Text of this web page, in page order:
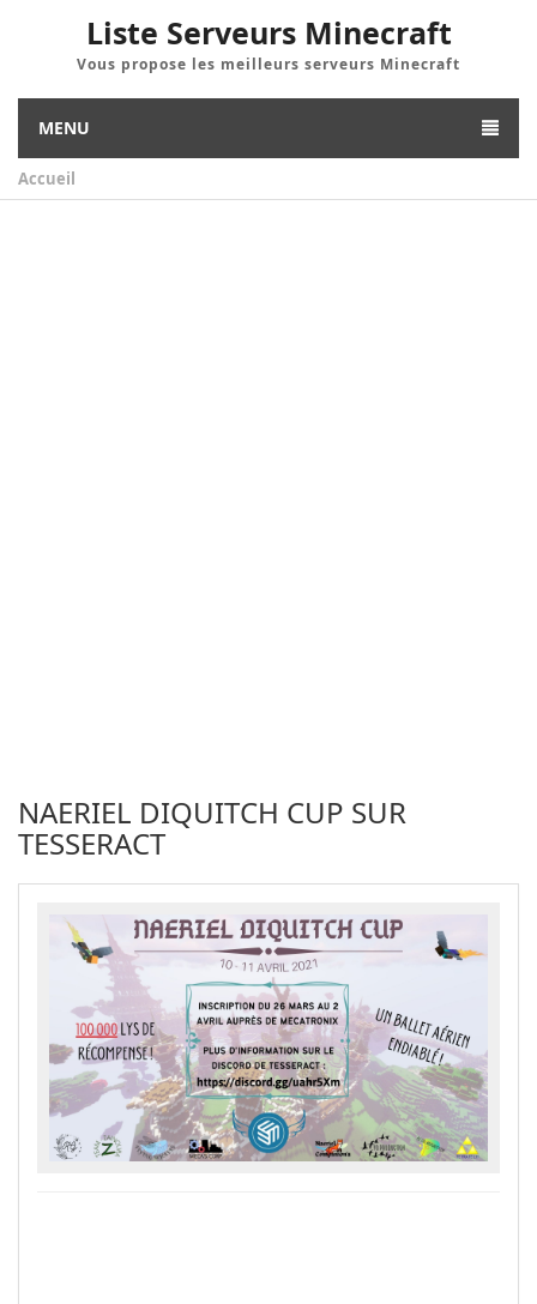
Liste Serveurs Minecraft
Vous propose les meilleurs serveurs Minecraft
MENU
Accueil
NAERIEL DIQUITCH CUP SUR
TESSERACT